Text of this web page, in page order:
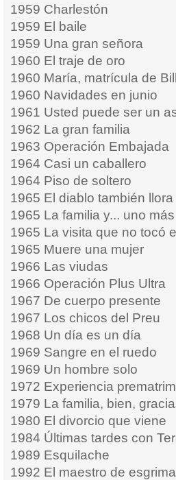
1959 Charlestón
1959 El baile
1959 Una gran señora
1960 El traje de oro
1960 María, matrícula de
1960 Navidades en junio
1961 Usted puede ser un
1962 La gran familia
1963 Operación Embajada
1964 Casi un caballero
1964 Piso de soltero
1965 El diablo también llora
1965 La familia y... uno más
1965 La visita que no tocó
1965 Muere una mujer
1966 Las viudas
1966 Operación Plus Ultra
1967 De cuerpo presente
1967 Los chicos del Preu
1968 Un día es un día
1969 Sangre en el ruedo
1969 Un hombre solo
1972 Experiencia
1979 La familia, bien,
1980 El divorcio que viene
1984 Últimas tardes con
1989 Esquilache
1992 El maestro de esgrima